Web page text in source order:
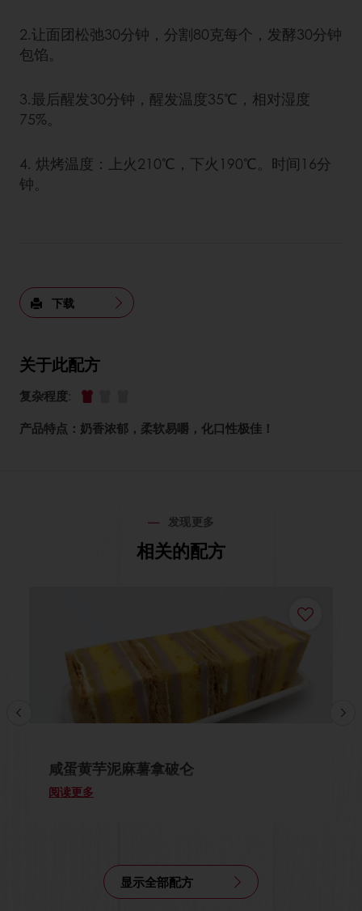
2.让面团松弛30分钟，分割80克每个，发酵30分钟
包馅。
3.最后醒发30分钟，醒发温度35℃，相对湿度
75%。
4. 烘烤温度：上火210℃，下火190℃。时间16分
钟。
下载
关于此配方
复杂程度:
产品特点：奶香浓郁，柔软易嚼，化口性极佳！
发现更多
相关的配方
咸蛋黄芋泥麻薯拿破仑
阅读更多
显示全部配方